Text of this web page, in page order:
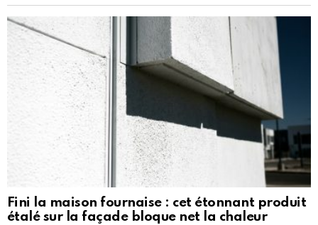
Fini la maison fournaise : cet étonnant produit
étalé sur la façade bloque net la chaleur